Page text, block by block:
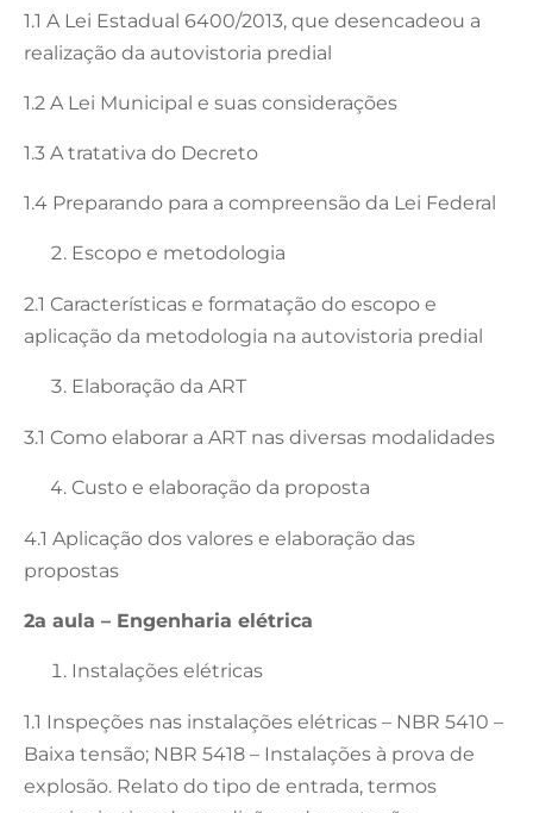
1.1 A Lei Estadual 6400/2013, que desencadeou a
realização da autovistoria predial
1.2 A Lei Municipal e suas considerações
1.3 A tratativa do Decreto
1.4 Preparando para a compreensão da Lei Federal
Escopo e metodologia
2.1 Características e formatação do escopo e
aplicação da metodologia na autovistoria predial
Elaboração da ART
3.1 Como elaborar a ART nas diversas modalidades
Custo e elaboração da proposta
4.1 Aplicação dos valores e elaboração das
propostas
2a aula – Engenharia elétrica
Instalações elétricas
1.1 Inspeções nas instalações elétricas – NBR 5410 –
Baixa tensão; NBR 5418 – Instalações à prova de
explosão. Relato do tipo de entrada, termos